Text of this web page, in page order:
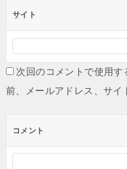
サイト
次回のコメントで使用
前、メールアドレス、サイ
コメント